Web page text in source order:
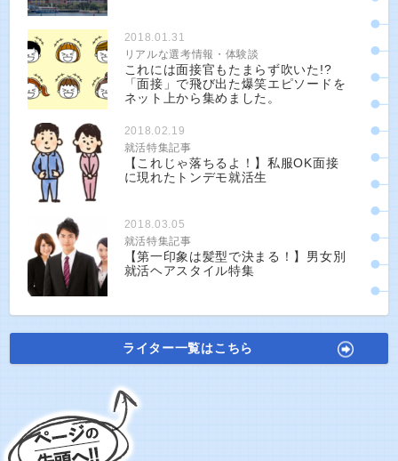
2018.01.31
リアルな選考情報・体験談
これには面接官もたまらず吹いた!?
「面接」で飛び出た爆笑エピソードを
ネット上から集めました。
2018.02.19
就活特集記事
【これじゃ落ちるよ！】私服OK面接
に現れたトンデモ就活生
2018.03.05
就活特集記事
【第一印象は髪型で決まる！】男女別
就活ヘアスタイル特集
ライター一覧はこちら